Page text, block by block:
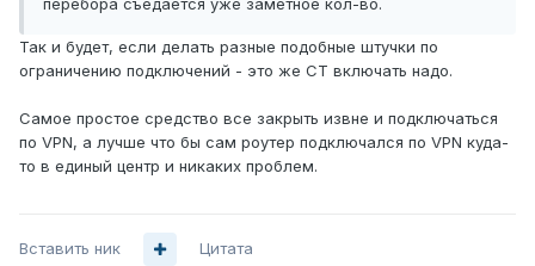
перебора съедается уже заметное кол-во.
Так и будет, если делать разные подобные штучки по
ограничению подключений - это же CT включать надо.
Самое простое средство все закрыть извне и подключаться
по VPN, а лучше что бы сам роутер подключался по VPN куда-
то в единый центр и никаких проблем.
Вставить ник Цитата